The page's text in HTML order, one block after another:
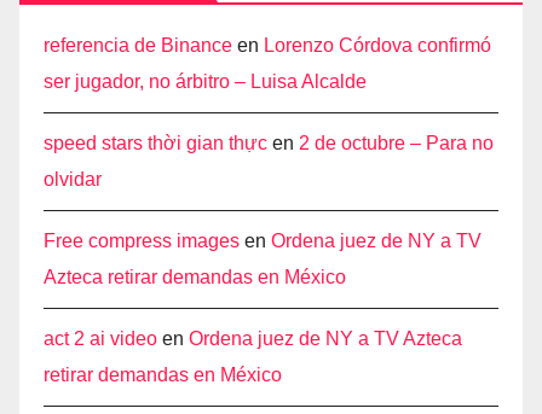
referencia de Binance en Lorenzo Córdova confirmó
ser jugador, no árbitro – Luisa Alcalde
speed stars thời gian thực en 2 de octubre – Para no
olvidar
Free compress images en Ordena juez de NY a TV
Azteca retirar demandas en México
act 2 ai video en Ordena juez de NY a TV Azteca
retirar demandas en México